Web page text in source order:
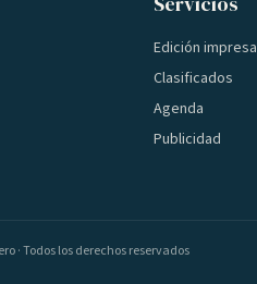
Edición impresa
Clasificados
Agenda
Publicidad
· Todos los derechos reservados